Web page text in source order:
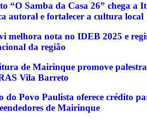
“O Samba da Casa 26” chega a
autoral e fortalecer a cultura local
melhora nota no IDEB 2025 e
da região
de Mairinque promove
Vila Barreto
do Povo Paulista oferece crédito
de Mairinque